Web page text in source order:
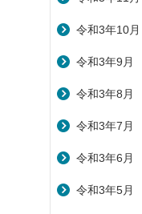
令和3年10月
令和3年9月
令和3年8月
令和3年7月
令和3年6月
令和3年5月